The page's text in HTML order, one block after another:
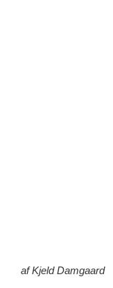
af Kjeld Damgaard